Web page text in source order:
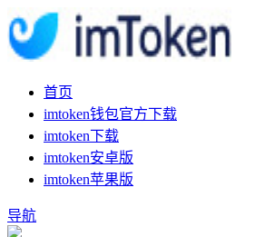
首页
imtoken钱包官方下载
imtoken下载
imtoken安卓版
imtoken苹果版
导航